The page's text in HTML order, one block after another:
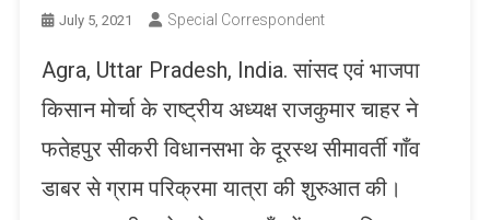
July 5, 2021 Special Correspondent
Agra, Uttar Pradesh, India. सांसद एवं भाजपा
किसान मोर्चा के राष्ट्रीय अध्यक्ष राजकुमार चाहर ने
फतेहपुर सीकरी विधानसभा के दूरस्थ सीमावर्ती गाँव
डाबर से ग्राम परिक्रमा यात्रा की शुरुआत की।